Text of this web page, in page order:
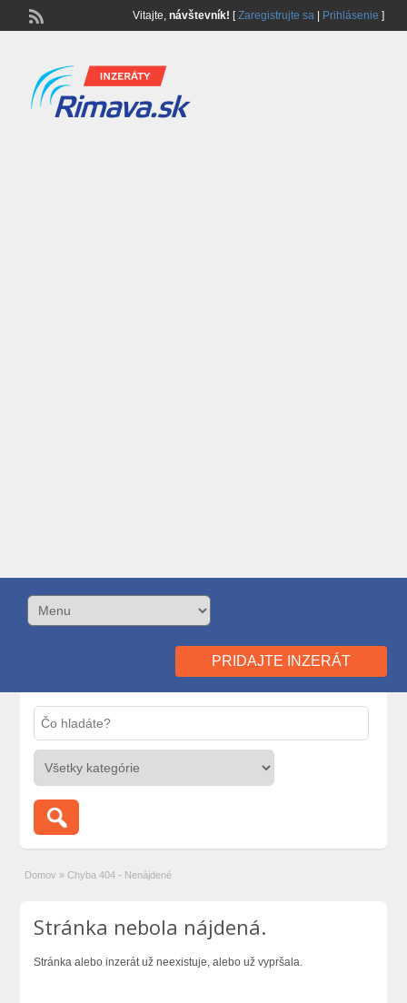
Vitajte, návštevník! [Zaregistrujte sa| Prihlásenie ]
PRIDAJTE INZERÁT
Domov » Chyba 404 - Nenájdené
Stránka nebola nájdená.
Stránka alebo inzerát už neexistuje, alebo už vypršala.